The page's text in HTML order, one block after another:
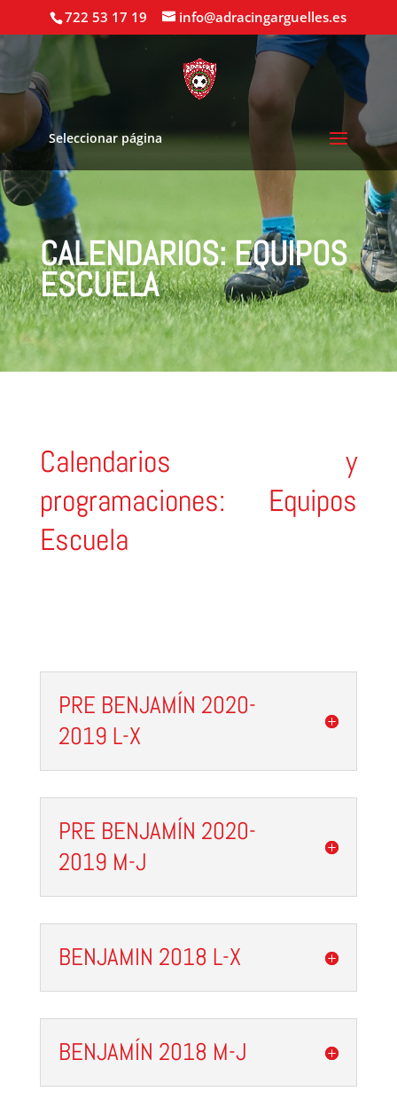
722 53 17 19 info@adracingarguelles.es
Seleccionar página
CALENDARIOS: EQUIPOS
ESCUELA
Calendarios y
programaciones: Equipos
Escuela
PRE BENJAMÍN 2020-
2019 L-X
PRE BENJAMÍN 2020-
2019 M-J
BENJAMIN 2018 L-X
BENJAMÍN 2018 M-J